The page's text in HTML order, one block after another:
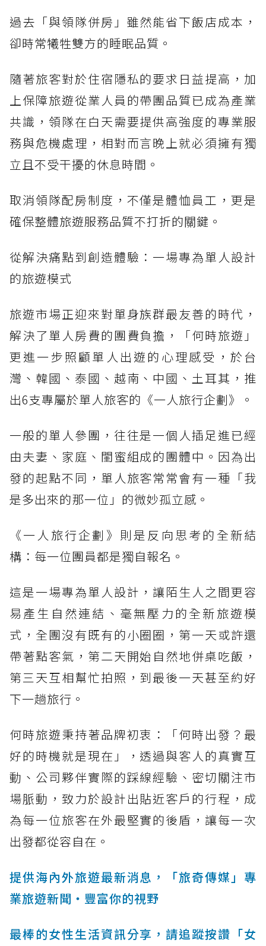
過去「與領隊併房」雖然能省下飯店成本，
卻時常犧牲雙方的睡眠品質。
隨著旅客對於住宿隱私的要求日益提高，加
上保障旅遊從業人員的帶團品質已成為產業
共識，領隊在白天需要提供高強度的專業服
務與危機處理，相對而言晚上就必須擁有獨
立且不受干擾的休息時間。
取消領隊配房制度，不僅是體恤員工，更是
確保整體旅遊服務品質不打折的關鍵。
從解決痛點到創造體驗：一場專為單人設計
的旅遊模式
旅遊市場正迎來對單身族群最友善的時代，
解決了單人房費的團費負擔，「何時旅遊」
更進一步照顧單人出遊的心理感受，於台
灣、韓國、泰國、越南、中國、土耳其，推
出6支專屬於單人旅客的《一人旅行企劃》。
一般的單人參團，往往是一個人插足進已經
由夫妻、家庭、閨蜜組成的團體中。因為出
發的起點不同，單人旅客常常會有一種「我
是多出來的那一位」的微妙孤立感。
《一人旅行企劃》則是反向思考的全新結
構：每一位團員都是獨自報名。
這是一場專為單人設計，讓陌生人之間更容
易產生自然連結、毫無壓力的全新旅遊模
式，全團沒有既有的小圈圈，第一天或許還
帶著點客氣，第二天開始自然地併桌吃飯，
第三天互相幫忙拍照，到最後一天甚至約好
下一趟旅行。
何時旅遊秉持著品牌初衷：「何時出發？最
好的時機就是現在」，透過與客人的真實互
動、公司夥伴實際的踩線經驗、密切關注市
場脈動，致力於設計出貼近客戶的行程，成
為每一位旅客在外最堅實的後盾，讓每一次
出發都從容自在。
提供海內外旅遊最新消息，「旅奇傳媒」專
業旅遊新聞‧豐富你的視野
最棒的女性生活資訊分享，請追蹤按讚「女